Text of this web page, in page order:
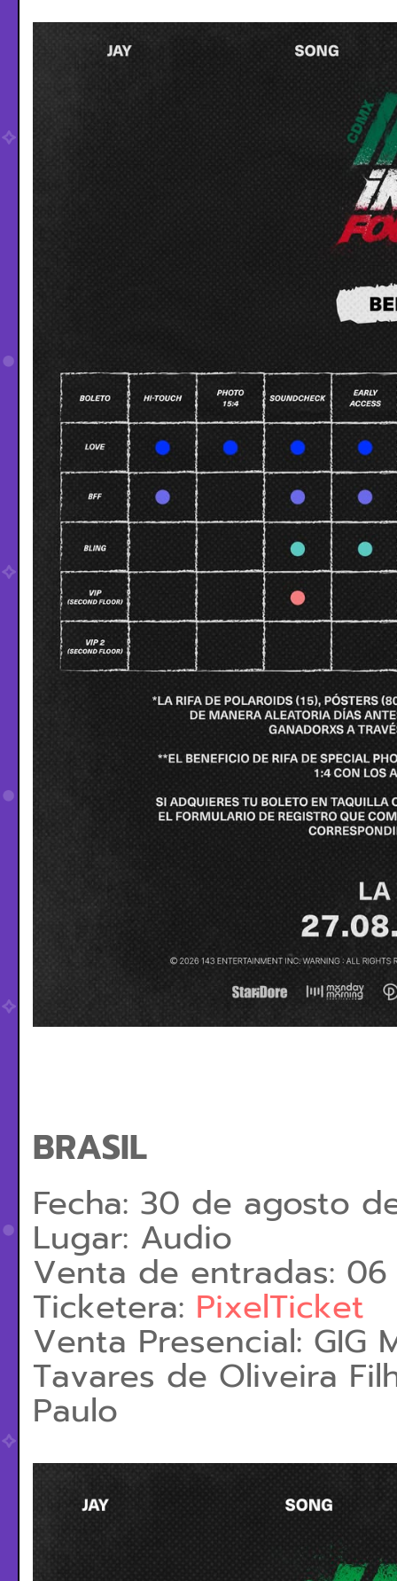
BRASIL
Fecha: 30 de agosto
Lugar: Audio
Venta de entradas:
Ticketera: PixelTicket
Venta Presencial: GIG
Tavares de Oliveira
Paulo